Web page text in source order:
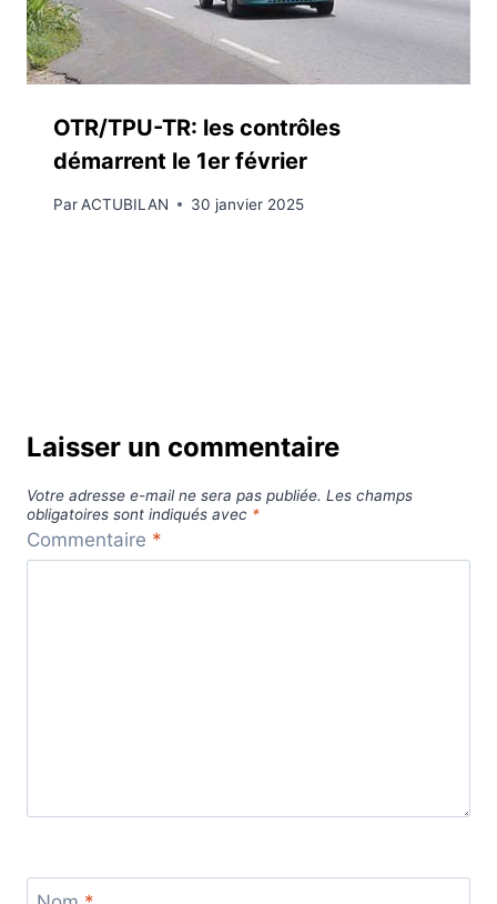
OTR/TPU-TR: les contrôles
démarrent le 1er février
ParACTUBILAN 30 janvier 2025
Laisser un commentaire
Votre adresse e-mail ne sera pas publiée. Les champs
obligatoires sont indiqués avec *
Commentaire *